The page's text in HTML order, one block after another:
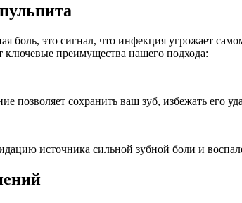
боль, это сигнал, что инфекция угрожает
ключевые преимущества нашего подхода:
позволяет сохранить ваш зуб, избежать
источника сильной зубной боли и